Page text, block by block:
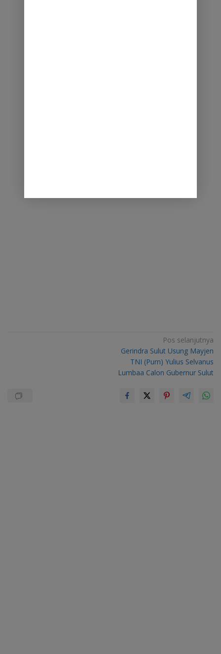
Pos selanjutnya
Gerindra Sulut Usung Mayjen
TNI (Purn) Yulius Selvanus
Lumbaa Calon Gubernur Sulut